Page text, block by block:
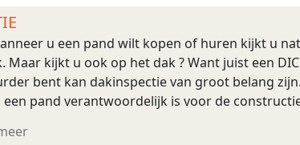
u een pand wilt kopen of huren kijkt u
Maar kijkt u ook op het dak ? Want juist een
bent kan dakinspectie van groot belang
pand verantwoordelijk is voor de